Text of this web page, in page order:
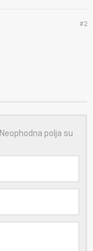
#2
Neophodna polja su